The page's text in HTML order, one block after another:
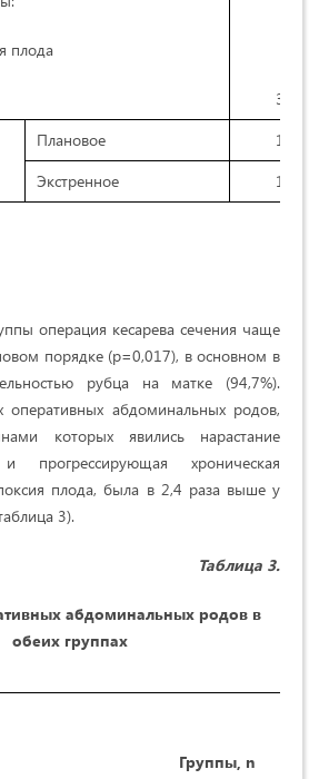
плода
31
Плановое
19
Экстренное
12
операция кесарева сечения чаще
порядке (р=0,017), в основном в
рубца на матке (94,7%).
оперативных абдоминальных родов,
которых явились нарастание
хроническая
плода, была в 2,4 раза выше у
3).
Таблица 3.
абдоминальных родов в
обеих группах
n